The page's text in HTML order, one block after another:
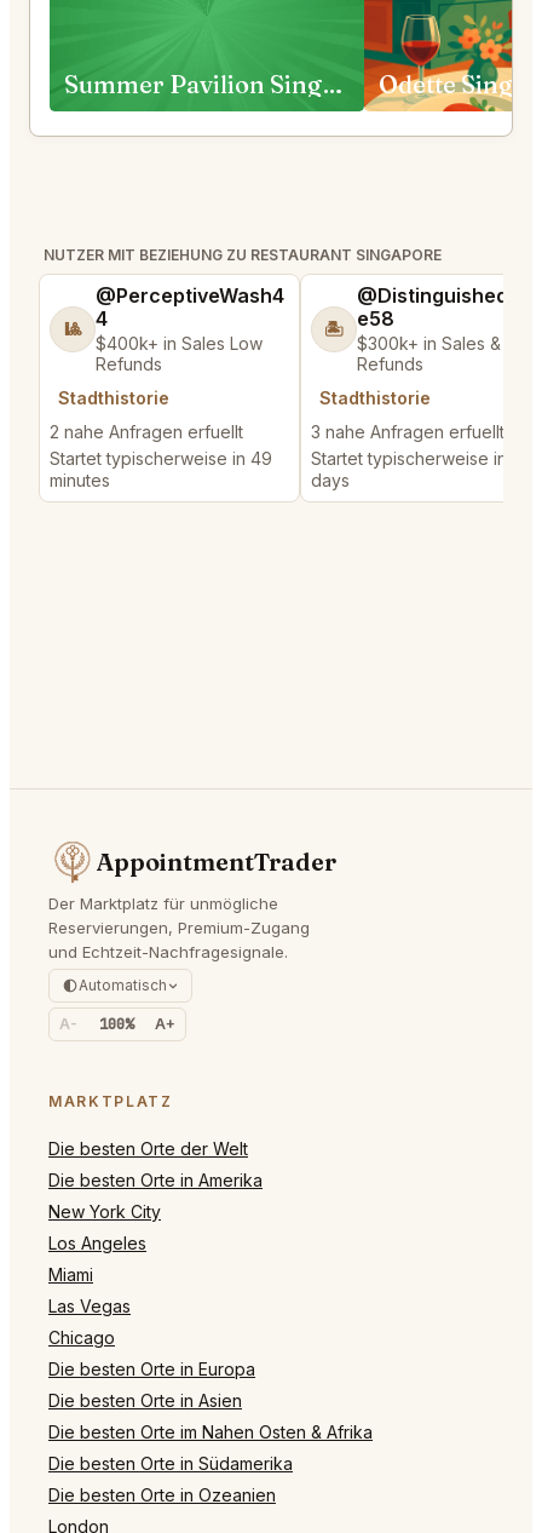
Summer Pavilion Singapore Odette
NUTZER MIT BEZIEHUNG ZU RESTAURANT SINGAPORE
🎱
@PerceptiveWash4
4
$400k+ in Sales Low
Refunds
Stadthistorie
2 nahe Anfragen erfuellt
Startet typischerweise in 49
minutes
🏝️
@DistinguishedTre
e58
$300k+ in Sales & Low
Refunds
Stadthistorie
3 nahe Anfragen erfuellt
Startet typischerweise in 5
days
AppointmentTrader
Der Marktplatz für unmögliche
Reservierungen, Premium-Zugang
und Echtzeit-Nachfragesignale.
Automatisch
A- 100% A+
MARKTPLATZ
Die besten Orte der Welt
Die besten Orte in Amerika
New York City
Los Angeles
Miami
Las Vegas
Chicago
Die besten Orte in Europa
Die besten Orte in Asien
Die besten Orte im Nahen Osten & Afrika
Die besten Orte in Südamerika
Die besten Orte in Ozeanien
London